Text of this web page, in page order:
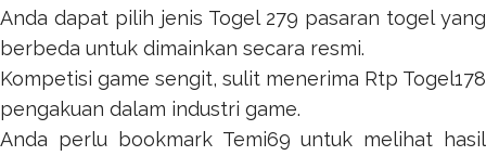
Anda dapat pilih jenis Togel 279 pasaran togel yang
berbeda untuk dimainkan secara resmi.
Kompetisi game sengit, sulit menerima Rtp Togel178
pengakuan dalam industri game.
Anda perlu bookmark Temi69 untuk melihat hasil